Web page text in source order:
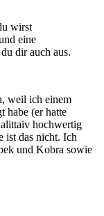
wirst
eine
dir auch aus.
weil ich einem
habe (er hatte
hochwertig
ist das nicht. Ich
und Kobra sowie